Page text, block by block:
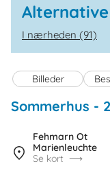
I nærheden (91)
Billeder
Sommerhus -
Fehmarn Ot
Marienleuchte
Se kort